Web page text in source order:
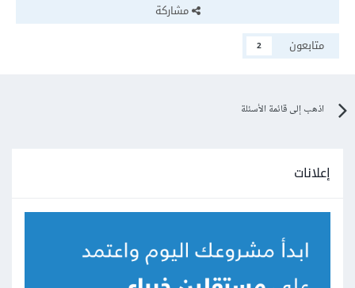
مشاركة
متابعون
2
اذهب إلى قائمة الأسئلة
إعلانات